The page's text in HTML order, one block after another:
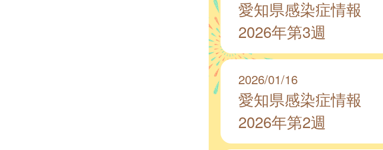
愛知県感染症情報
2026年第3週
2026/01/16
愛知県感染症情報
2026年第2週